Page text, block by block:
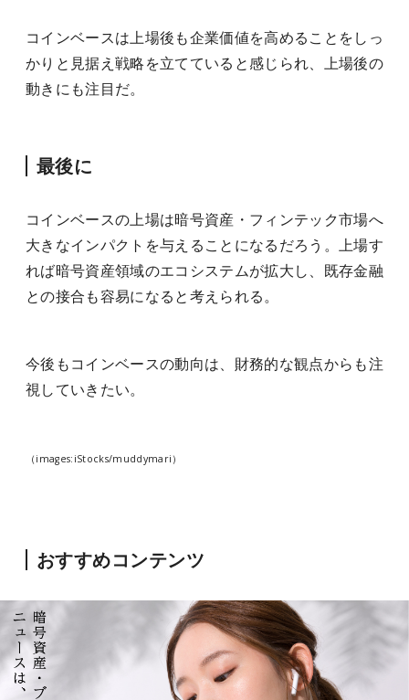
コインベースは上場後も企業価値を高めることをしっ
かりと見据え戦略を立てていると感じられ、上場後の
動きにも注目だ。
最後に
コインベースの上場は暗号資産・フィンテック市場へ
大きなインパクトを与えることになるだろう。上場す
れば暗号資産領域のエコシステムが拡大し、既存金融
との接合も容易になると考えられる。
今後もコインベースの動向は、財務的な観点からも注
視していきたい。
（images:iStocks/muddymari）
おすすめコンテンツ